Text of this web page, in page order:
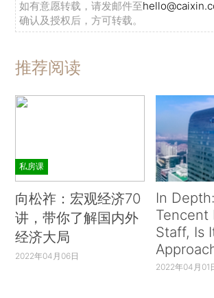
如有意愿转载，请发邮件至
确认及授权后，方可转载。
推荐阅读
私房课
向松祚：宏观经济70
讲，带你了解国内外
经济大局
2022年04月06日
In
Tencent
Staff, Is
2022年04月01